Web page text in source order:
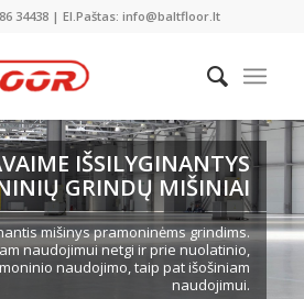
34438 | El.Paštas: info@baltfloor.lt
IŠSILYGINANTYS
GRINDŲ MIŠINIAI
mišinys pramoninėms grindims.
naudojimui netgi ir prie nuolatinio,
naudojimo, taip pat išošiniam
naudojimui.